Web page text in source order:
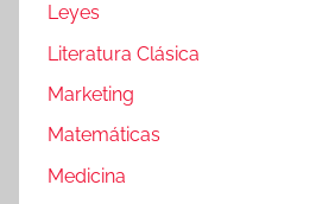
Leyes
Literatura Clásica
Marketing
Matemáticas
Medicina